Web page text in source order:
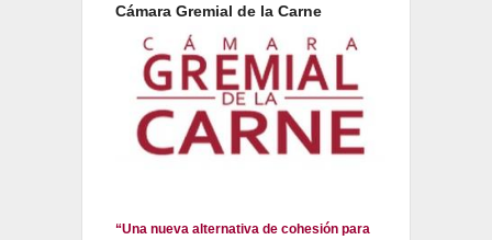
Cámara Gremial de la Carne
“Una nueva alternativa de cohesión para